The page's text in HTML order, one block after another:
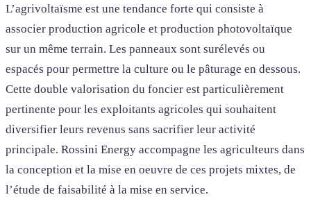
L’agrivoltaïsme est une tendance forte qui consiste à
associer production agricole et production photovoltaïque
sur un même terrain. Les panneaux sont surélevés ou
espacés pour permettre la culture ou le pâturage en dessous.
Cette double valorisation du foncier est particulièrement
pertinente pour les exploitants agricoles qui souhaitent
diversifier leurs revenus sans sacrifier leur activité
principale. Rossini Energy accompagne les agriculteurs dans
la conception et la mise en oeuvre de ces projets mixtes, de
l’étude de faisabilité à la mise en service.